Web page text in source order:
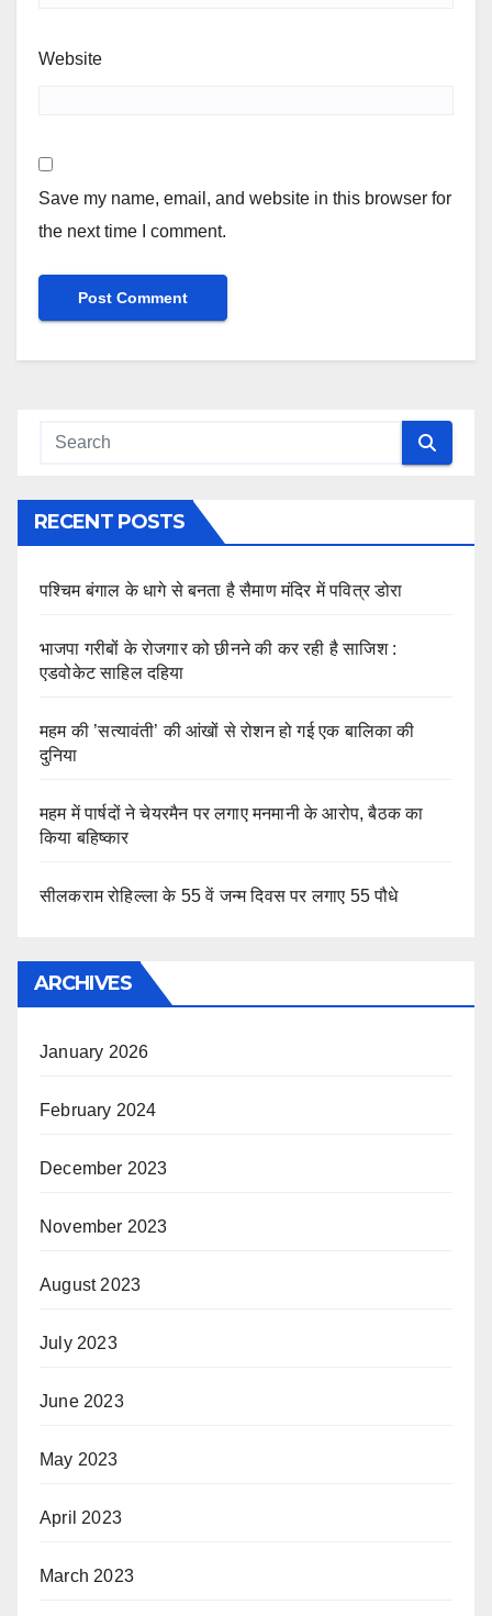
Website
Save my name, email, and website in this browser for
the next time I comment.
RECENT POSTS
पश्चिम बंगाल के धागे से बनता है सैमाण मंदिर में पवित्र डोरा
भाजपा गरीबों के रोजगार को छीनने की कर रही है साजिश :
एडवोकेट साहिल दहिया
महम की ’सत्यावंती’ की आंखों से रोशन हो गई एक बालिका की
दुनिया
महम में पार्षदों ने चेयरमैन पर लगाए मनमानी के आरोप, बैठक का
किया बहिष्कार
सीलकराम रोहिल्ला के 55 वें जन्म दिवस पर लगाए 55 पौधे
ARCHIVES
January 2026
February 2024
December 2023
November 2023
August 2023
July 2023
June 2023
May 2023
April 2023
March 2023